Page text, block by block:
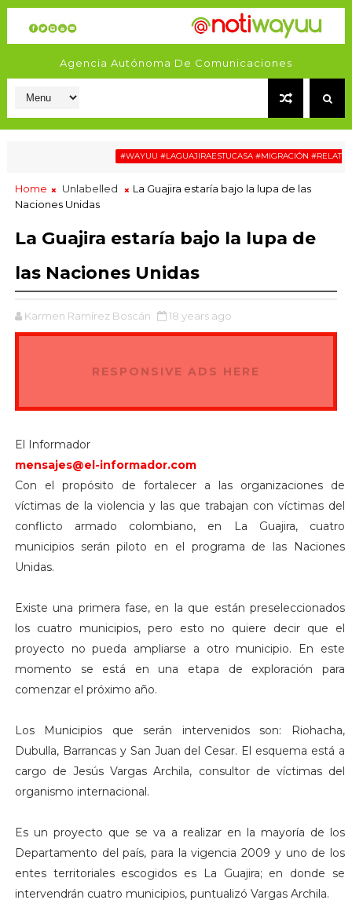
Agencia Autónoma De Comunicaciones
#WAYUU #LAGUAJIRAESTUCASA #MIGRACIÓN
Home Unlabelled
La Guajira estaría bajo la lupa de las
Naciones Unidas
La Guajira estaría bajo la lupa de
las Naciones Unidas
Karmen Ramírez Boscán 18 years ago
RESPONSIVE ADS HERE
El Informador
mensajes@el-informador.com
Con el propósito de fortalecer a las organizaciones de
víctimas de la violencia y las que trabajan con víctimas del
conflicto armado colombiano, en La Guajira, cuatro
municipios serán piloto en el programa de las Naciones
Unidas.
Existe una primera fase, en la que están preseleccionados
los cuatro municipios, pero esto no quiere decir que el
proyecto no pueda ampliarse a otro municipio. En este
momento se está en una etapa de exploración para
comenzar el próximo año.
Los Municipios que serán intervenidos son: Riohacha,
Dubulla, Barrancas y San Juan del Cesar. El esquema está a
cargo de Jesús Vargas Archila, consultor de víctimas del
organismo internacional.
Es un proyecto que se va a realizar en la mayoría de los
Departamento del país, para la vigencia 2009 y uno de los
entes territoriales escogidos es La Guajira; en donde se
intervendrán cuatro municipios, puntualizó Vargas Archila.